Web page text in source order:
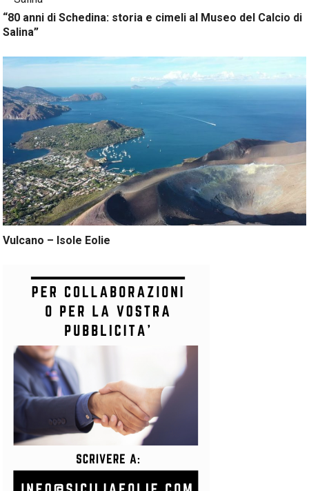
“80 anni di Schedina: storia e cimeli al Museo del Calcio di
Salina”
Vulcano – Isole Eolie